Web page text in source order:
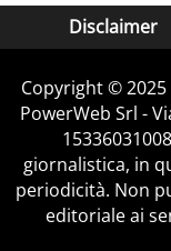
Disclaimer
Copyright ©
PowerWeb Srl -
giornalistica, in
periodicità. Non
editoriale ai